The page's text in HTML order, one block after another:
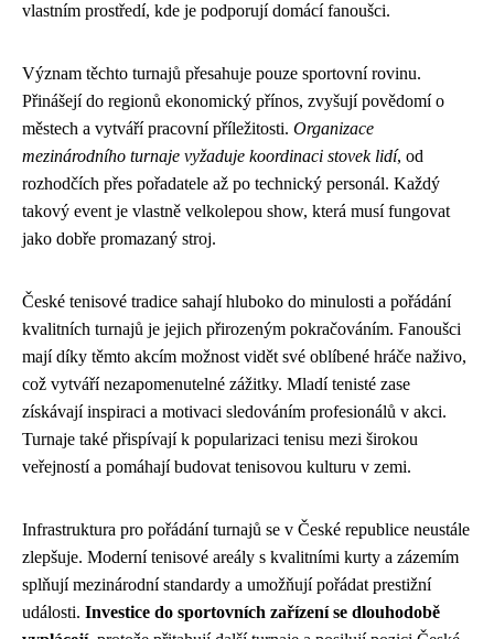
vlastním prostředí, kde je podporují domácí fanoušci.
Význam těchto turnajů přesahuje pouze sportovní rovinu.
Přinášejí do regionů ekonomický přínos, zvyšují povědomí o
městech a vytváří pracovní příležitosti. Organizace
mezinárodního turnaje vyžaduje koordinaci stovek lidí, od
rozhodčích přes pořadatele až po technický personál. Každý
takový event je vlastně velkolepou show, která musí fungovat
jako dobře promazaný stroj.
České tenisové tradice sahají hluboko do minulosti a pořádání
kvalitních turnajů je jejich přirozeným pokračováním. Fanoušci
mají díky těmto akcím možnost vidět své oblíbené hráče naživo,
což vytváří nezapomenutelné zážitky. Mladí tenisté zase
získávají inspiraci a motivaci sledováním profesionálů v akci.
Turnaje také přispívají k popularizaci tenisu mezi širokou
veřejností a pomáhají budovat tenisovou kulturu v zemi.
Infrastruktura pro pořádání turnajů se v České republice neustále
zlepšuje. Moderní tenisové areály s kvalitními kurty a zázemím
splňují mezinárodní standardy a umožňují pořádat prestižní
události. Investice do sportovních zařízení se dlouhodobě